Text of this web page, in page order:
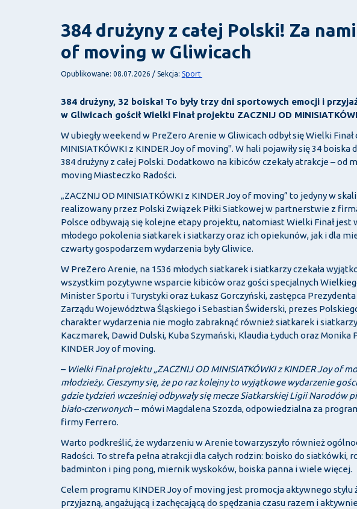
384 drużyny z całej Polski! Za
of moving w Gliwicach
Opublikowane: 08.07.2026 / Sekcja: Sport
384 drużyny, 32 boiska! To były trzy dni sportowych emocji i
w Gliwicach gościł Wielki Finał projektu ZACZNIJ OD
W ubiegły weekend w PreZero Arenie w Gliwicach odbył się Wielki
MINISIATKÓWKI z KINDER Joy of moving". W hali pojawiły się 34
384 drużyny z całej Polski. Dodatkowo na kibiców czekały atrakcje – od
moving Miasteczko Radości.
„ZACZNIJ OD MINISIATKÓWKI z KINDER Joy of moving” to jedyny w
realizowany przez Polski Związek Piłki Siatkowej w partnerstwie z
Polsce odbywają się kolejne etapy projektu, natomiast Wielki Finał
młodego pokolenia siatkarek i siatkarzy oraz ich opiekunów, jak i dla
czwarty gospodarzem wydarzenia były Gliwice.
W PreZero Arenie, na 1536 młodych siatkarek i siatkarzy czekała
wszystkim pozytywne wsparcie kibiców oraz gości specjalnych
Minister Sportu i Turystyki oraz Łukasz Gorczyński, zastępca
Zarządu Województwa Śląskiego i Sebastian Świderski, prezes
charakter wydarzenia nie mogło zabraknąć również siatkarek i
Kaczmarek, Dawid Dulski, Kuba Szymański, Klaudia Łyduch oraz
KINDER Joy of moving.
– Wielki Finał projektu „ZACZNIJ OD MINISIATKÓWKI z KINDER Joy of
młodzieży. Cieszymy się, że po raz kolejny to wyjątkowe wydarzenie
gdzie tydzień wcześniej odbywały się mecze Siatkarskiej Ligii Narodów
biało-czerwonych– mówi Magdalena Szozda, odpowiedzialna za
firmy Ferrero.
Warto podkreślić, że wydarzeniu w Arenie towarzyszyło również
Radości. To strefa pełna atrakcji dla całych rodzin: boisko do siatkówki,
badminton i ping pong, miernik wyskoków, boiska panna i wiele więcej.
Celem programu KINDER Joy of moving jest promocja aktywnego stylu
przyjazną, angażującą i zachęcającą do spędzania czasu razem i